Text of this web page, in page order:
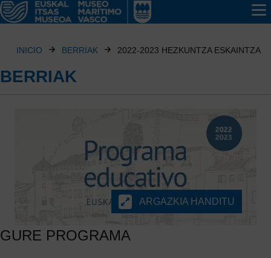
INICIO BERRIAK 2022-2023 HEZKUNTZA ESKAINTZA
BERRIAK
GURE PROGRAMA
ARGAZKIA HANDITU